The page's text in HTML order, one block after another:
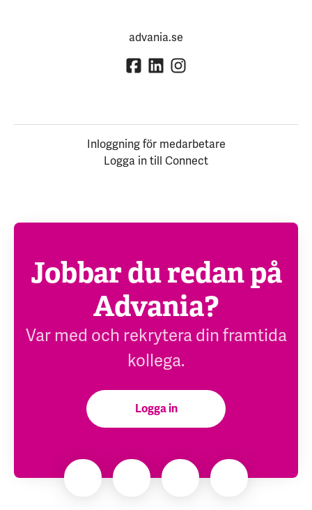
advania.se
Inloggning för medarbetare
Logga in till Connect
Jobbar du redan på
Advania?
Var med och rekrytera din framtida
kollega.
Logga in